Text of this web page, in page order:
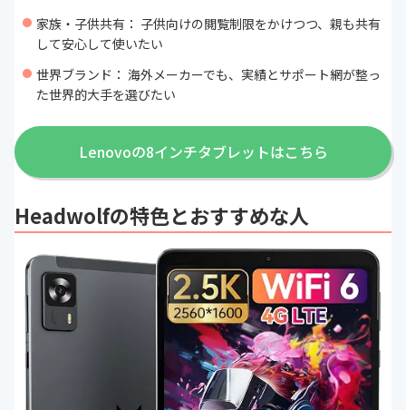
家族・子供共有： 子供向けの閲覧制限をかけつつ、親も共有
して安心して使いたい
世界ブランド： 海外メーカーでも、実績とサポート網が整っ
た世界的大手を選びたい
Lenovoの8インチタブレットはこちら
Headwolfの特色とおすすめな人